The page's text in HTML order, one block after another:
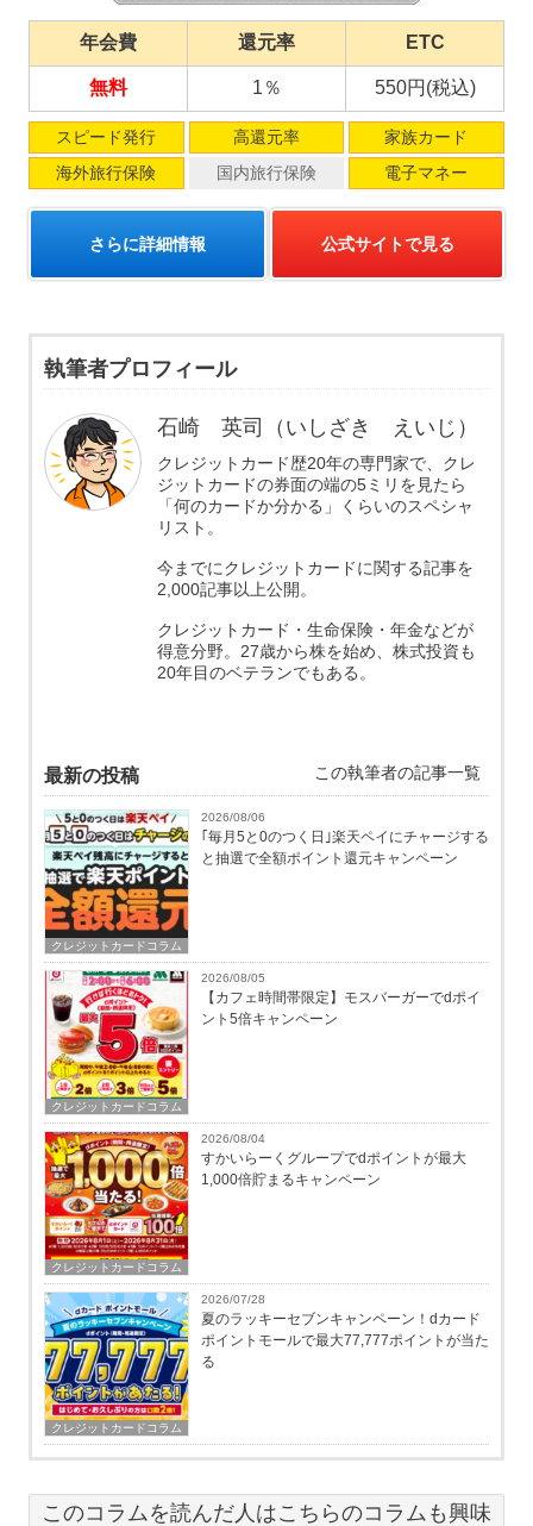
年会費 還元率 ETC
無料 1％ 550円(税込)
スピード発行 高還元率
家族カード
海外旅行保険
国内旅行保険 電子マネー
さらに詳細情報 公式サイトで見る
執筆者プロフィール
石崎 英司（いしざき えいじ）
クレジットカード歴20年の専門家で、クレ
ジットカードの券面の端の5ミリを見たら
「何のカードか分かる」くらいのスペシャ
リスト。
今までにクレジットカードに関する記事を
2,000記事以上公開。
クレジットカード・生命保険・年金などが
得意分野。27歳から株を始め、株式投資も
20年目のベテランでもある。
最新の投稿 この執筆者の記事一覧
クレジットカードコラム
2026/08/06
｢毎月5と0のつく日｣楽天ペイにチャージする
と抽選で全額ポイント還元キャンペーン
クレジットカードコラム
2026/08/05
【カフェ時間帯限定】モスバーガーでdポイ
ント5倍キャンペーン
クレジットカードコラム
2026/08/04
すかいらーくグループでdポイントが最大
1,000倍貯まるキャンペーン
クレジットカードコラム
2026/07/28
夏のラッキーセブンキャンペーン！dカード
ポイントモールで最大77,777ポイントが当た
る
このコラムを読んだ人はこちらのコラムも興味